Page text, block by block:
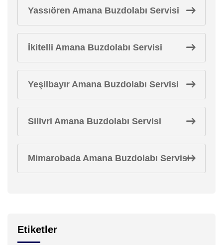
Yassıören Amana Buzdolabı Servisi
İkitelli Amana Buzdolabı Servisi
Yeşilbayır Amana Buzdolabı Servisi
Silivri Amana Buzdolabı Servisi
Mimarobada Amana Buzdolabı Servisi
Etiketler